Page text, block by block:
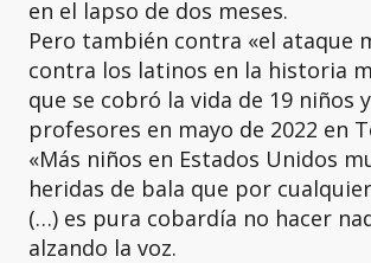
en el lapso de dos meses.
Pero también contra «el ataque
contra los latinos en la historia
que se cobró la vida de 19 niños
profesores en mayo de 2022 en
«Más niños en Estados Unidos
heridas de bala que por
(…) es pura cobardía no hacer
alzando la voz.